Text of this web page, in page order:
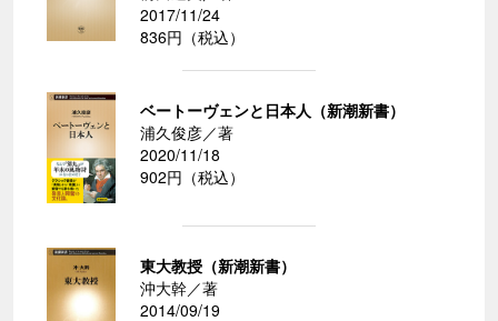
2017/11/24
836円（税込）
ベートーヴェンと日本人（新潮新書）
浦久俊彦／著
2020/11/18
902円（税込）
東大教授（新潮新書）
沖大幹／著
2014/09/19